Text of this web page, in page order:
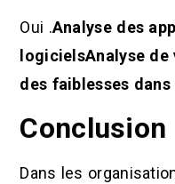
Oui .Analyse des
logicielsAnalyse
des faiblesses
Conclusion
Dans les